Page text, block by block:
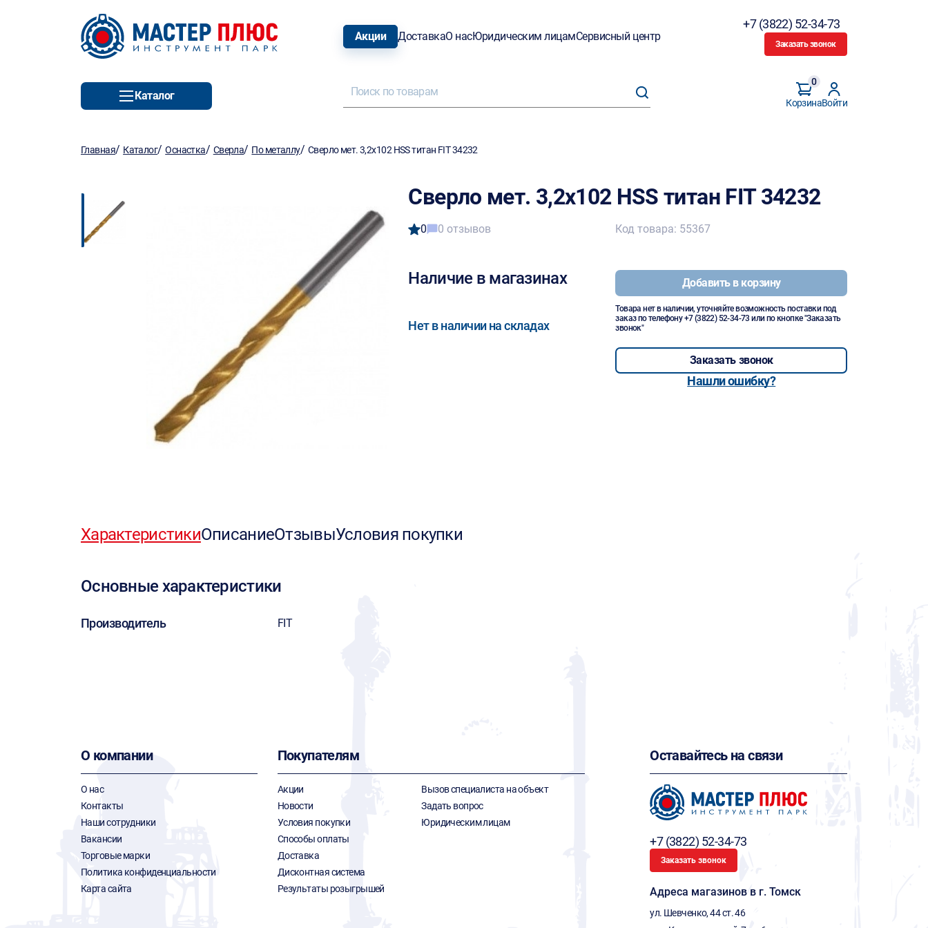
Акции ДоставкаО насЮридическим лицамСервисный центр
+7 (3822) 52-34-73
Заказать звонок
Каталог
Корзина
0
Войти
Главная/ Каталог/Оснастка/ Сверла/ По металлу/ Сверло мет. 3,2х102 HSS титан FIT 34232
Сверло мет. 3,2х102 HSS титан FIT 34232
0 0 отзывов
Наличие в магазинах
Нет в наличии на складах
Код товара: 55367
Добавить в корзину
Товара нет в наличии, уточняйте возможность поставки под
заказ по телефону+7 (3822) 52-34-73 или по кнопке "Заказать
звонок"
Заказать звонок
Нашли ошибку?
ХарактеристикиОписаниеОтзывыУсловия покупки
Основные характеристики
Производитель FIT
О компании
О нас
Контакты
Наши сотрудники
Вакансии
Торговые марки
Политика конфиденциальности
Карта сайта
Покупателям
Акции
Новости
Условия покупки
Способы оплаты
Доставка
Дисконтная система
Результаты розыгрышей
Вызов специалиста на объект
Задать вопрос
Юридическим лицам
Оставайтесь на связи
+7 (3822) 52-34-73
Заказать звонок
Адреса магазинов в г. Томск
ул. Шевченко, 44 ст. 46